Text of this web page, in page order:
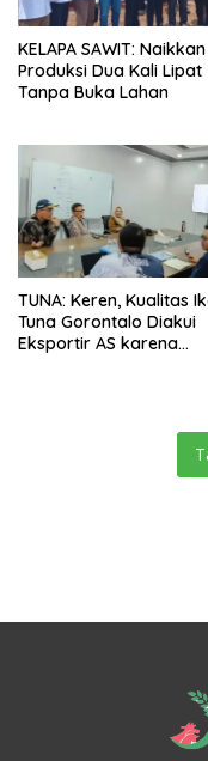
KELAPA SAWIT: Naikkan
Produksi Dua Kali Lipat
Tanpa Buka Lahan
TUNA: Keren, Kualitas
Tuna Gorontalo Diakui
Eksportir AS karena